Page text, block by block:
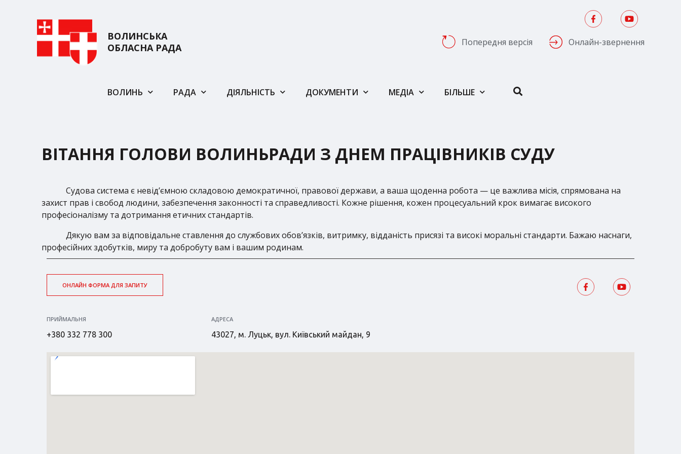
ВОЛИНСЬКА
ОБЛАСНА РАДА
Попередня версія Онлайн-звернення
ВОЛИНЬ РАДА ДІЯЛЬНІСТЬ ДОКУМЕНТИ МЕДІА БІЛЬШЕ
ВІТАННЯ ГОЛОВИ ВОЛИНЬРАДИ З ДНЕМ ПРАЦІВНИКІВ СУДУ
Судова система є невід’ємною складовою демократичної, правової держави, а ваша щоденна робота — це важлива місія, спрямована на
захист прав і свобод людини, забезпечення законності та справедливості. Кожне рішення, кожен процесуальний крок вимагає високого
професіоналізму та дотримання етичних стандартів.
Дякую вам за відповідальне ставлення до службових обов’язків, витримку, відданість присязі та високі моральні стандарти. Бажаю наснаги,
професійних здобутків, миру та добробуту вам і вашим родинам.
ОНЛАЙН ФОРМА ДЛЯ ЗАПИТУ
ПРИЙМАЛЬНЯ
+380 332 778 300
АДРЕСА
43027, м. Луцьк, вул. Київський майдан, 9